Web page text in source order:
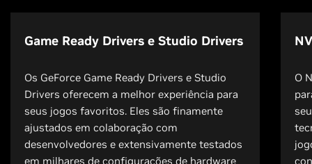
Game Ready Drivers e Studio Drivers
Os GeForce Game Ready Drivers e Studio
Drivers oferecem a melhor experiência para
seus jogos favoritos. Eles são finamente
ajustados em colaboração com
desenvolvedores e extensivamente testados
em milhares de configurações de hardware
O